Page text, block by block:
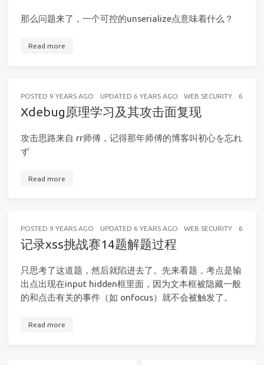
那么问题来了，一个可控的unserialize点意味着什么？
Read more
POSTED 9 YEARS AGO UPDATED 6 YEARS AGO WEB SECURITY 6
Xdebug原理学习及其攻击面复现
攻击思路来自 rr师傅，记得那年师傅的博客叫初心を忘れ
ず
Read more
POSTED 9 YEARS AGO UPDATED 6 YEARS AGO WEB SECURITY 6
记录xss挑战赛14题解题过程
只思考了这道题，然后就陷进去了。先来看题，考点是输
出点出现在input hidden框里面，因为文本框被隐藏一般
的和点击有关的事件（如 onfocus）就不会被触发了。
Read more